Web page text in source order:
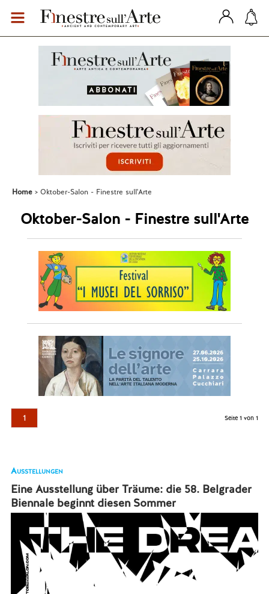
Home Oktober-Salon - Finestre sull'Arte
Oktober-Salon - Finestre sull'Arte
1 Seite 1 von 1
Ausstellungen
Eine Ausstellung über Träume: die 58. Belgrader
Biennale beginnt diesen Sommer